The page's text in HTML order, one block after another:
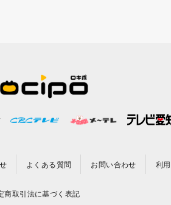
よくある質問 お問い合わせ 利
商取引法に基づく表記